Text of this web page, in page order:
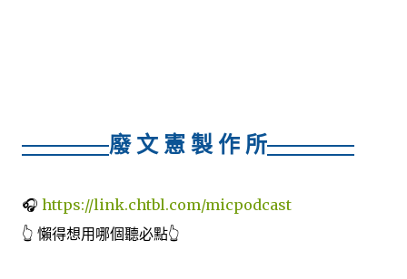
廢 文 憲 製 作 所
🎧 https://link.chtbl.com/micpodcast
👆 懶得想用哪個聽必點👆